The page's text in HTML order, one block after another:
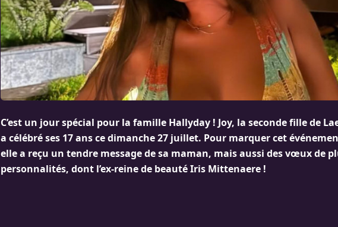
C’est un jour spécial pour la famille Hallyday ! Joy, la seconde fille de
a célébré ses 17 ans ce dimanche 27 juillet. Pour marquer cet
elle a reçu un tendre message de sa maman, mais aussi des vœux de
personnalités, dont l’ex-reine de beauté Iris Mittenaere !